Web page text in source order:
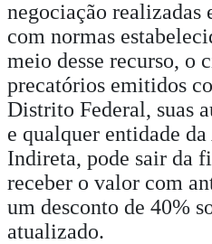
negociação realizadas
com normas
meio desse recurso, o
precatórios emitidos
Distrito Federal, suas
e qualquer entidade
Indireta, pode sair da
receber o valor com
um desconto de 40%
atualizado.